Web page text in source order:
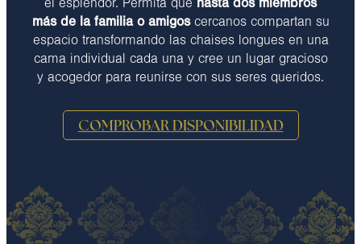
más de la familia o amigos cercanos compartan su
espacio transformando las chaises longues en una
cama individual cada una y cree un lugar gracioso
y acogedor para reunirse con sus seres queridos.
COMPROBAR DISPONIBILIDAD